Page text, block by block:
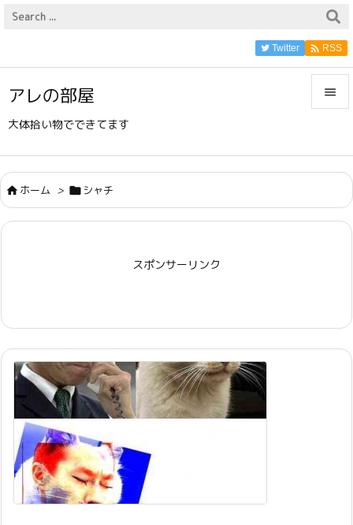
アレの部屋
大体拾い物でできてます

サイド

Twitter  RSS
ホーム >  シャチ
スポンサーリンク